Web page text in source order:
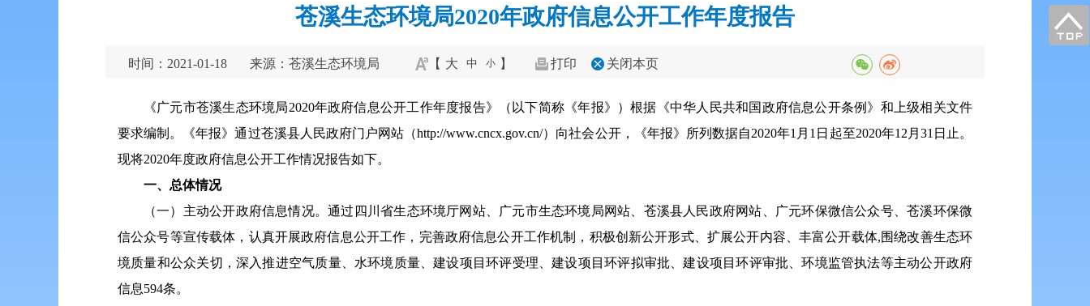
苍溪生态环境局2020年政府信息公开工作年度报告
时间：2021-01-18 来源：苍溪生态环境局 【 大 中 小 】 打印 关闭本页
《广元市苍溪生态环境局2020年政府信息公开工作年度报告》（以下简称《年报》）根据《中华人民共和国政府信息公开条例》和上级相关文件
要求编制。《年报》通过苍溪县人民政府门户网站（http://www.cncx.gov.cn/）向社会公开，《年报》所列数据自2020年1月1日起至2020年12月31日止。
现将2020年度政府信息公开工作情况报告如下。
一、总体情况
（一）主动公开政府信息情况。通过四川省生态环境厅网站、广元市生态环境局网站、苍溪县人民政府网站、广元环保微信公众号、苍溪环保微
信公众号等宣传载体，认真开展政府信息公开工作，完善政府信息公开工作机制，积极创新公开形式、扩展公开内容、丰富公开载体,围绕改善生态环
境质量和公众关切，深入推进空气质量、水环境质量、建设项目环评受理、建设项目环评拟审批、建设项目环评审批、环境监管执法等主动公开政府
信息594条。